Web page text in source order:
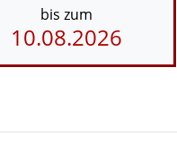
bis zum
10.08.2026